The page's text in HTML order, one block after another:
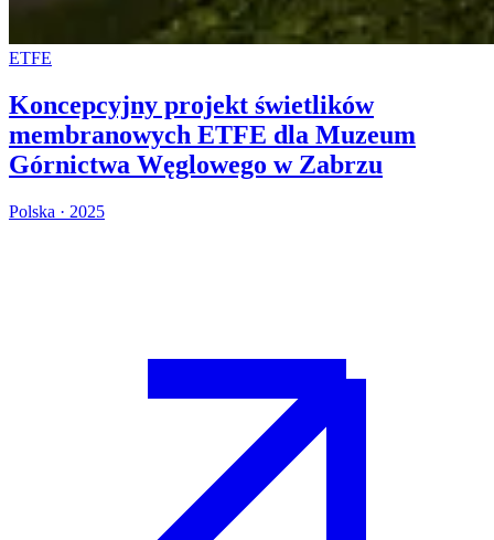
ETFE
Koncepcyjny projekt świetlików
membranowych ETFE dla Muzeum
Górnictwa Węglowego w Zabrzu
Polska · 2025